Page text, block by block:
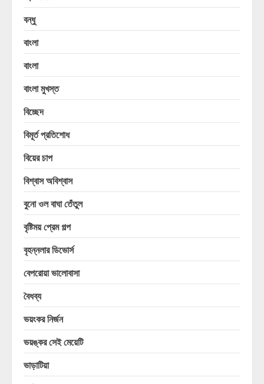
বন্ধু
বাংলা
বাংলা
বাংলা মুখস্ত
বিচ্ছেদ
বিমূর্ত প্রতিশোধ
বিয়ের চাপ
বিশ্বাস অবিশ্বাস
বুনো ওল বাঘা তেঁতুল
বৃষ্টিময় প্রেম গল্প
বৃহন্নলার ডিভোর্স
বেপরোয়া ভালোবাসা
বৈধব্য
ভয়ংকর নির্জন
ভয়ঙ্কর সেই মেয়েটি
ভাড়াটিয়া